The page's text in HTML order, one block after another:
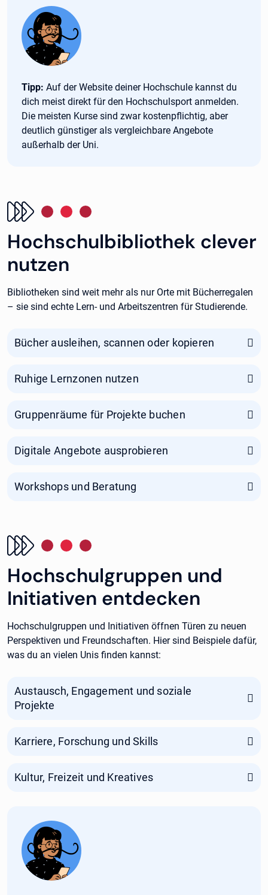
Tipp:
Tipp: Auf der Website deiner Hochschule kannst du
dich meist direkt für den Hochschulsport anmelden.
Die meisten Kurse sind zwar kostenpflichtig, aber
deutlich günstiger als vergleichbare Angebote
außerhalb der Uni.
Hochschulbibliothek clever
nutzen
Bibliotheken sind weit mehr als nur Orte mit Bücherregalen
– sie sind echte Lern- und Arbeitszentren für Studierende.
Bücher ausleihen, scannen oder kopieren
Ruhige Lernzonen nutzen
Gruppenräume für Projekte buchen
Digitale Angebote ausprobieren
Workshops und Beratung
Hochschulgruppen und
Initiativen entdecken
Hochschulgruppen und Initiativen öffnen Türen zu neuen
Perspektiven und Freundschaften. Hier sind Beispiele dafür,
was du an vielen Unis finden kannst:
Austausch, Engagement und soziale
Projekte
Karriere, Forschung und Skills
Kultur, Freizeit und Kreatives